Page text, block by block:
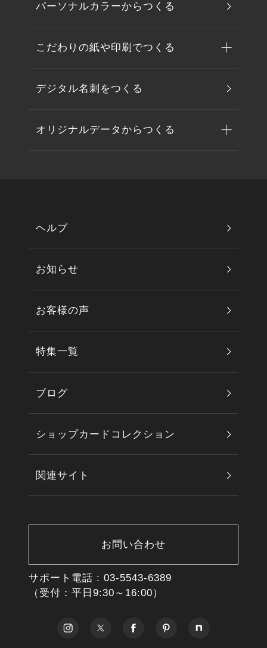
パーソナルカラーからつくる
こだわりの紙や印刷でつくる
デジタル名刺をつくる
オリジナルデータからつくる
ヘルプ
お知らせ
お客様の声
特集一覧
ブログ
ショップカードコレクション
関連サイト
お問い合わせ
サポート電話 : 03-5543-6389
（受付：平日9:30～16:00）